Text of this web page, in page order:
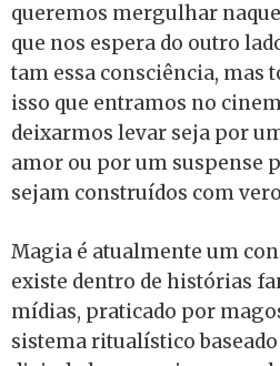
queremos mergulhar
que nos espera do outro
tam essa consciência, mas
isso que entramos no
deixarmos levar seja por
amor ou por um suspense
sejam construídos com
Magia é atualmente um
existe dentro de histórias
mídias, praticado por
sistema ritualístico